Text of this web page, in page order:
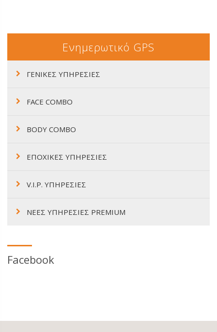
Ενημερωτικό GPS
ΓΕΝΙΚΕΣ ΥΠΗΡΕΣΙΕΣ
FACE COMBO
BODY COMBO
ΕΠΟΧΙΚΕΣ ΥΠΗΡΕΣΙΕΣ
V.I.P. ΥΠΗΡΕΣΙΕΣ
ΝΕΕΣ ΥΠΗΡΕΣΙΕΣ PREMIUM
Facebook